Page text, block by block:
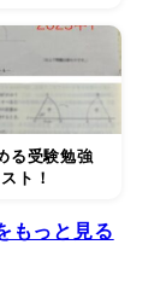
る受験勉強
ト！
もっと見る